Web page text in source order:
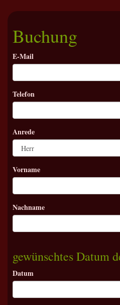
Buchung
E-Mail
Telefon
Anrede
Vorname
Nachname
gewünschtes Datum
Datum